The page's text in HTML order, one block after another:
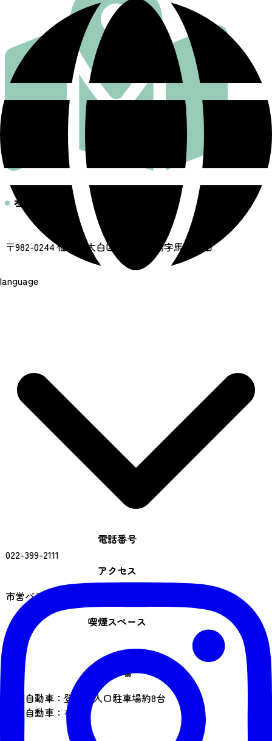
language
基本情報
〒982-0244 仙台市太白区秋保町馬場字馬場岳山
電話番号
022-399-2111
アクセス
市営バス JR愛子駅2番乗り場 二口行「二口」下車
喫煙スペース
駐車場
普通自動車：登山道入口駐車場約8台
大型自動車：なし